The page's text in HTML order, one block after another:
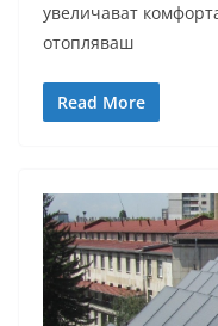
увеличават
отопляваш
Read More